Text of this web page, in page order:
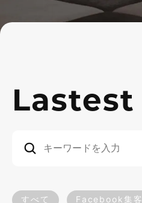
Lastest
すべて Facebook集客